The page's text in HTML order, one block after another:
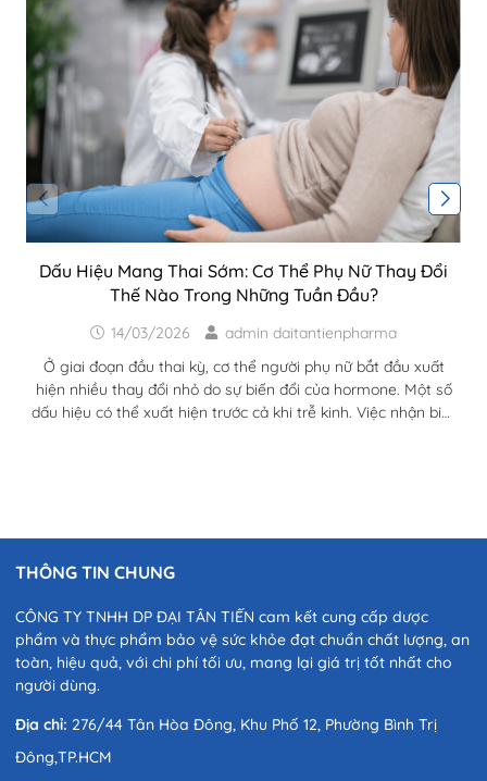
Dấu Hiệu Mang Thai Sớm: Cơ Thể Phụ Nữ Thay Đổi
Thế Nào Trong Những Tuần Đầu?
14/03/2026
admin daitantienpharma
Ở giai đoạn đầu thai kỳ, cơ thể người phụ nữ bắt đầu xuất
hiện nhiều thay đổi nhỏ do sự biến đổi của hormone. Một số
dấu hiệu có thể xuất hiện trước cả khi trễ kinh. Việc nhận biết
THÔNG TIN CHUNG
CÔNG TY TNHH DP ĐẠI TÂN TIẾN cam kết cung cấp dược
phẩm và thực phẩm bảo vệ sức khỏe đạt chuẩn chất lượng, an
toàn, hiệu quả, với chi phí tối ưu, mang lại giá trị tốt nhất cho
người dùng.
Địa chỉ: 276/44 Tân Hòa Đông, Khu Phố 12, Phường Bình Trị
Đông,TP.HCM